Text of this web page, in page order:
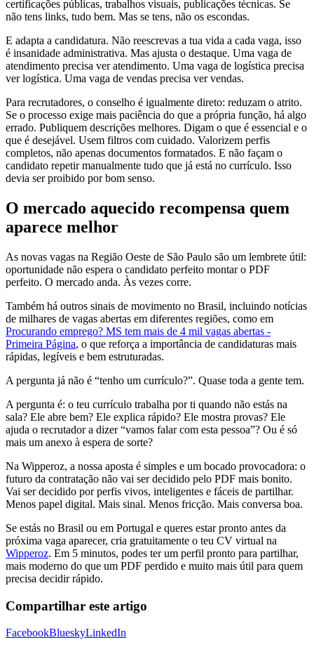
certificações públicas, trabalhos visuais, publicações técnicas. Se
não tens links, tudo bem. Mas se tens, não os escondas.
E adapta a candidatura. Não reescrevas a tua vida a cada vaga, isso
é insanidade administrativa. Mas ajusta o destaque. Uma vaga de
atendimento precisa ver atendimento. Uma vaga de logística precisa
ver logística. Uma vaga de vendas precisa ver vendas.
Para recrutadores, o conselho é igualmente direto: reduzam o atrito.
Se o processo exige mais paciência do que a própria função, há algo
errado. Publiquem descrições melhores. Digam o que é essencial e o
que é desejável. Usem filtros com cuidado. Valorizem perfis
completos, não apenas documentos formatados. E não façam o
candidato repetir manualmente tudo que já está no currículo. Isso
devia ser proibido por bom senso.
O mercado aquecido recompensa quem
aparece melhor
As novas vagas na Região Oeste de São Paulo são um lembrete útil:
oportunidade não espera o candidato perfeito montar o PDF
perfeito. O mercado anda. Às vezes corre.
Também há outros sinais de movimento no Brasil, incluindo notícias
de milhares de vagas abertas em diferentes regiões, como em
Procurando emprego? MS tem mais de 4 mil vagas abertas -
Primeira Página, o que reforça a importância de candidaturas mais
rápidas, legíveis e bem estruturadas.
A pergunta já não é “tenho um currículo?”. Quase toda a gente tem.
A pergunta é: o teu currículo trabalha por ti quando não estás na
sala? Ele abre bem? Ele explica rápido? Ele mostra provas? Ele
ajuda o recrutador a dizer “vamos falar com esta pessoa”? Ou é só
mais um anexo à espera de sorte?
Na Wipperoz, a nossa aposta é simples e um bocado provocadora: o
futuro da contratação não vai ser decidido pelo PDF mais bonito.
Vai ser decidido por perfis vivos, inteligentes e fáceis de partilhar.
Menos papel digital. Mais sinal. Menos fricção. Mais conversa boa.
Se estás no Brasil ou em Portugal e queres estar pronto antes da
próxima vaga aparecer, cria gratuitamente o teu CV virtual na
Wipperoz. Em 5 minutos, podes ter um perfil pronto para partilhar,
mais moderno do que um PDF perdido e muito mais útil para quem
precisa decidir rápido.
Compartilhar este artigo
FacebookBlueskyLinkedIn